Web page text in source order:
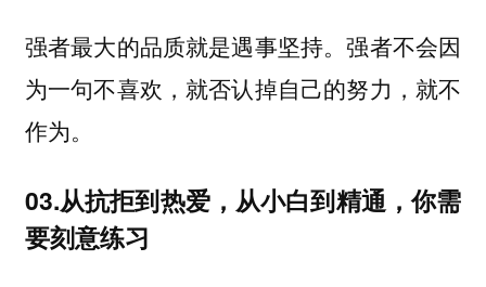
强者最大的品质就是遇事坚持。强者不会因
为一句不喜欢，就否认掉自己的努力，就不
作为。
03.从抗拒到热爱， 从小白到精通，你需
要刻意练习